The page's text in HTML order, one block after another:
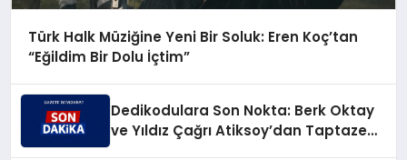
Türk Halk Müziğine Yeni Bir Soluk: Eren Koç’tan
“Eğildim Bir Dolu İçtim”
Dedikodulara Son Nokta: Berk Oktay
ve Yıldız Çağrı Atiksoy’dan Taptaze